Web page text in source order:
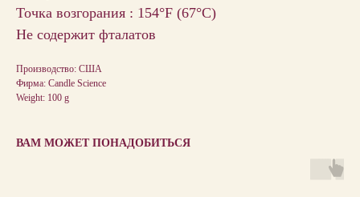
Точка возгорания : 154°F (67°С)
Не содержит фталатов
Производство: США
Фирма: Candle Science
Weight: 100 g
ВАМ МОЖЕТ ПОНАДОБИТЬСЯ